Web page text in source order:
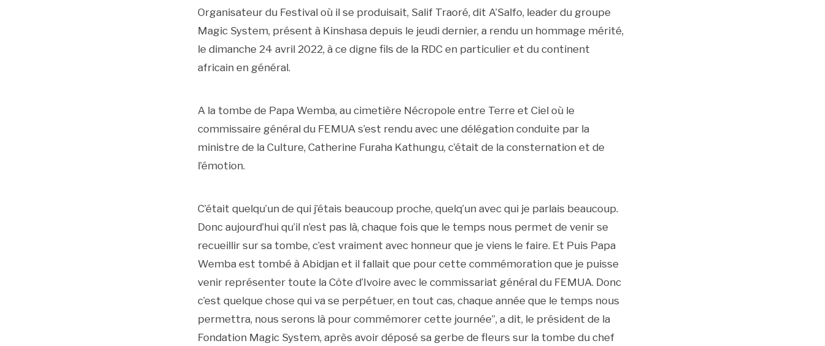
Organisateur du Festival où il se produisait, Salif Traoré, dit A’Salfo, leader du groupe
Magic System, présent à Kinshasa depuis le jeudi dernier, a rendu un hommage mérité,
le dimanche 24 avril 2022, à ce digne fils de la RDC en particulier et du continent
africain en général.
A la tombe de Papa Wemba, au cimetière Nécropole entre Terre et Ciel où le
commissaire général du FEMUA s’est rendu avec une délégation conduite par la
ministre de la Culture, Catherine Furaha Kathungu, c’était de la consternation et de
l’émotion.
C’était quelqu’un de qui j’étais beaucoup proche, quelq’un avec qui je parlais beaucoup.
Donc aujourd’hui qu’il n’est pas là, chaque fois que le temps nous permet de venir se
recueillir sur sa tombe, c’est vraiment avec honneur que je viens le faire. Et Puis Papa
Wemba est tombé à Abidjan et il fallait que pour cette commémoration que je puisse
venir représenter toute la Côte d’Ivoire avec le commissariat général du FEMUA. Donc
c’est quelque chose qui va se perpétuer, en tout cas, chaque année que le temps nous
permettra, nous serons là pour commémorer cette journée”, a dit, le président de la
Fondation Magic System, après avoir déposé sa gerbe de fleurs sur la tombe du chef